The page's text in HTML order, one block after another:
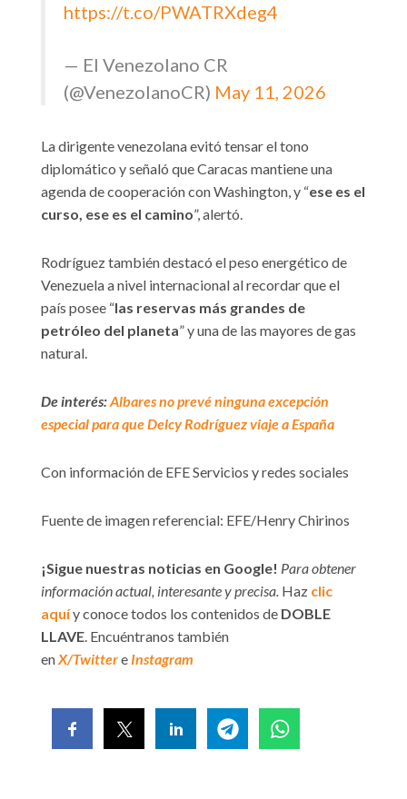
https://t.co/PWATRXdeg4
— El Venezolano CR
(@VenezolanoCR) May 11, 2026
La dirigente venezolana evitó tensar el tono
diplomático y señaló que Caracas mantiene una
agenda de cooperación con Washington, y “ese es el
curso, ese es el camino”, alertó.
Rodríguez también destacó el peso energético de
Venezuela a nivel internacional al recordar que el
país posee “las reservas más grandes de
petróleo del planeta” y una de las mayores de gas
natural.
De interés:Albares no prevé ninguna excepción
especial para que Delcy Rodríguez viaje a España
Con información de EFE Servicios y redes sociales
Fuente de imagen referencial: EFE/Henry Chirinos
¡Sigue nuestras noticias en Google! Para obtener
información actual, interesante y precisa. Haz clic
aquíy conoce todos los contenidos de DOBLE
LLAVE. Encuéntranos también
enX/Twittere Instagram